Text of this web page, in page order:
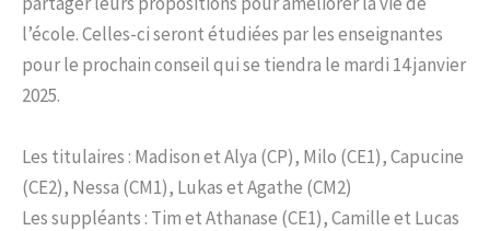
l’école. Celles-ci seront étudiées par les enseignantes
pour le prochain conseil qui se tiendra le mardi 14 janvier
2025.
Les titulaires : Madison et Alya (CP), Milo (CE1), Capucine
(CE2), Nessa (CM1), Lukas et Agathe (CM2)
Les suppléants : Tim et Athanase (CE1), Camille et Lucas